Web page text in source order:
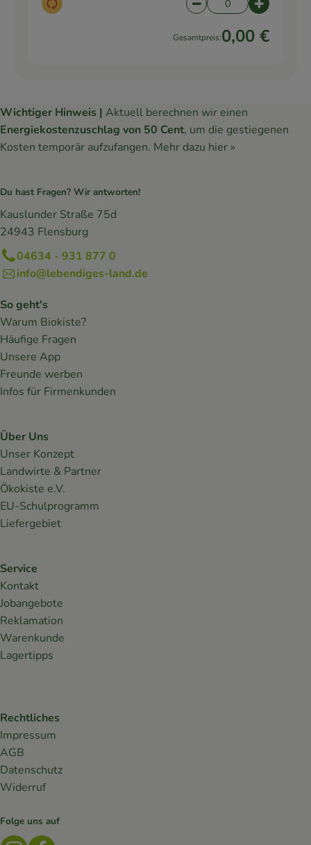
Auswahl ändern Artikelanzahl
Gesamtpreis:0,00 €
Wichtiger Hinweis | Aktuell berechnen wir einen
Energiekostenzuschlag von 50 Cent, um die gestiegenen
Kosten temporär aufzufangen. Mehr dazu hier »
Du hast Fragen? Wir antworten!
Kauslunder Straße 75d
24943 Flensburg
04634 - 931 877 0
info@lebendiges-land.de
So geht's
Warum Biokiste?
Häufige Fragen
Unsere App
Freunde werben
Infos für Firmenkunden
Über Uns
Unser Konzept
Landwirte & Partner
Ökokiste e.V.
EU-Schulprogramm
Liefergebiet
Service
Kontakt
Jobangebote
Reklamation
Warenkunde
Lagertipps
Rechtliches
Impressum
AGB
Datenschutz
Widerruf
Folge uns auf